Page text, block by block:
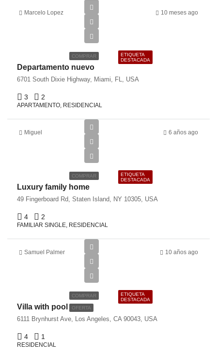
Marcelo Lopez 10 meses ago
ETIQUETA
DESTACADA
COMPRAR
Departamento nuevo
6701 South Dixie Highway, Miami, FL, USA
3 2
APARTAMENTO, RESIDENCIAL
Miguel 6 años ago
ETIQUETA
DESTACADA
COMPRAR
Luxury family home
49 Fingerboard Rd, Staten Island, NY 10305, USA
4 2
FAMILIAR SINGLE, RESIDENCIAL
Samuel Palmer 10 años ago
ETIQUETA
DESTACADA
COMPRAR
OFERTA
Villa with pool
6111 Brynhurst Ave, Los Angeles, CA 90043, USA
4 1
RESIDENCIAL